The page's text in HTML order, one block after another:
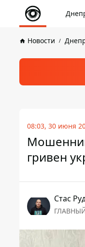
Новости
08:03, 30 июня
гривен
Стаc